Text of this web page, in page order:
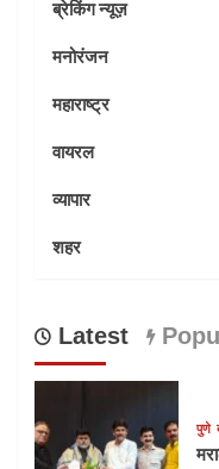
ब्रेकिंग न्यूज़
मनोरंजन
महाराष्ट्र
वायरल
व्यापार
शहर
Latest
पुणे